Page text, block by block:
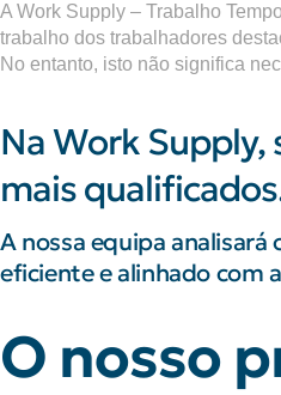
A Work Supply – Trabalho
trabalho dos trabalhadores
No entanto, isto não significa
Na Work
mais
A nossa equipa
eficiente e alinhado com
O nosso